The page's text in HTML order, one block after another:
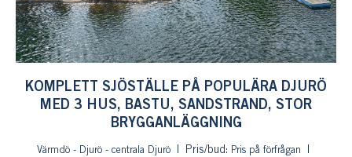
KOMPLETT SJÖSTÄLLE PÅ POPULÄRA DJURÖ
MED 3 HUS, BASTU, SANDSTRAND, STOR
BRYGGANLÄGGNING
Värmdö - Djurö - centrala Djurö Pris/bud:
Pris på förfrågan